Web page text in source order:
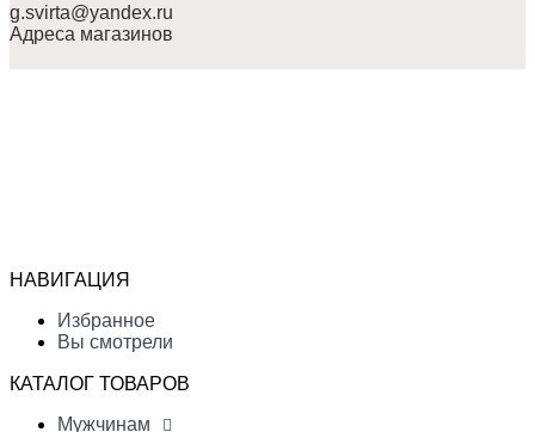
g.svirta@yandex.ru
Адреса магазинов
Летняя обувь
Пляжная обувь
Резиновая обувь
Спортивная обувь
Домашняя обувь
Туфли распродажа
Зимние сапоги со скидками от 20%
НАВИГАЦИЯ
Избранное
Вы смотрели
КАТАЛОГ ТОВАРОВ
Мужчинам